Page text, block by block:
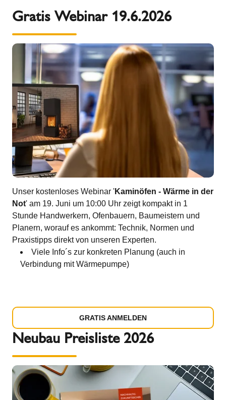
Gratis Webinar 19.6.2026
Unser kostenloses Webinar 'Kaminöfen - Wärme in der
Not' am 19. Juni um 10:00 Uhr zeigt kompakt in 1
Stunde Handwerkern, Ofenbauern, Baumeistern und
Planern, worauf es ankommt: Technik, Normen und
Praxistipps direkt von unseren Experten.
Viele Info´s zur konkreten Planung (auch in
Verbindung mit Wärmepumpe)
GRATIS ANMELDEN
Neubau Preisliste 2026